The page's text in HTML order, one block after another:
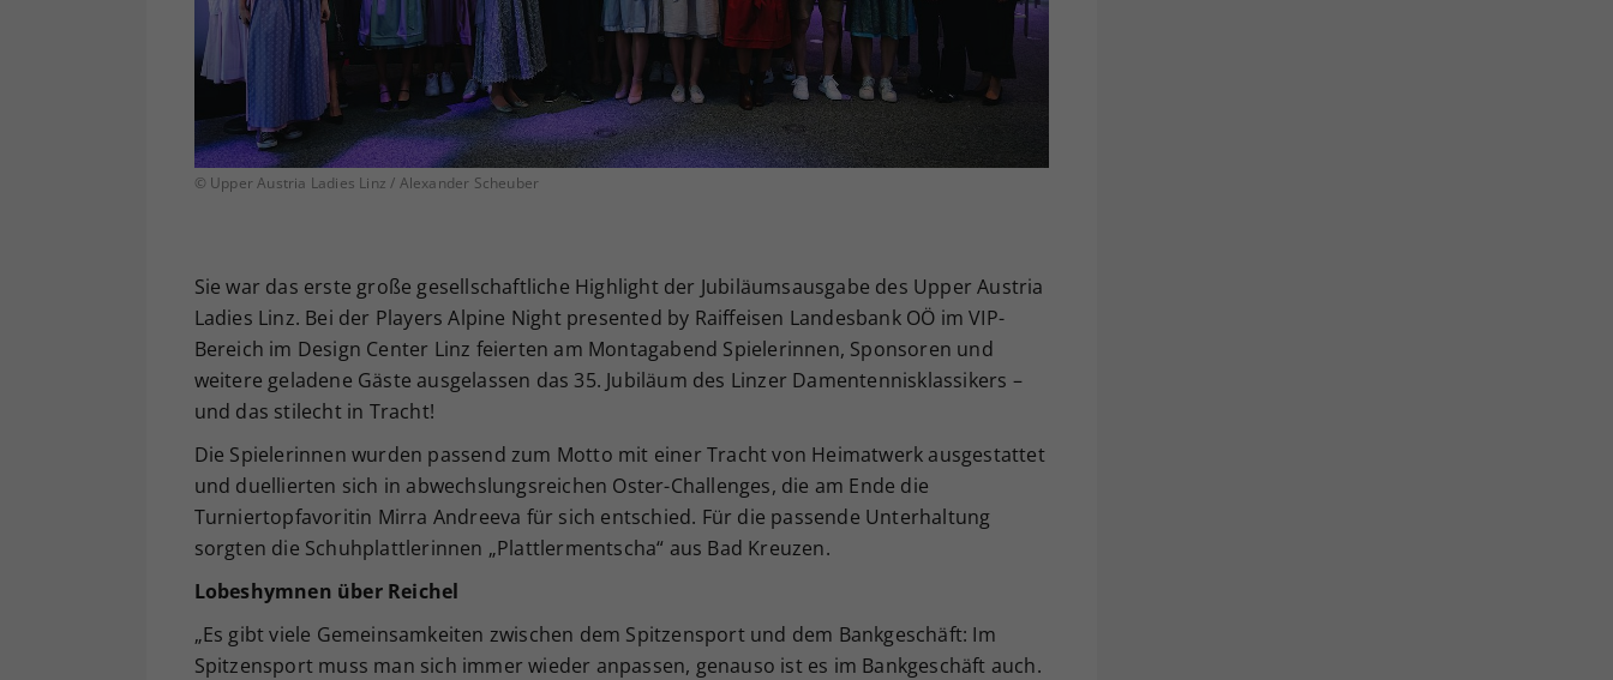
© Upper Austria Ladies Linz / Alexander Scheuber
Sie war das erste große gesellschaftliche Highlight der Jubiläumsausgabe des Upper Austria
Ladies Linz. Bei der Players Alpine Night presented by Raiffeisen Landesbank OÖ im VIP-
Bereich im Design Center Linz feierten am Montagabend Spielerinnen, Sponsoren und
weitere geladene Gäste ausgelassen das 35. Jubiläum des Linzer Damentennisklassikers –
und das stilecht in Tracht!
Die Spielerinnen wurden passend zum Motto mit einer Tracht von Heimatwerk ausgestattet
und duellierten sich in abwechslungsreichen Oster-Challenges, die am Ende die
Turniertopfavoritin Mirra Andreeva für sich entschied. Für die passende Unterhaltung
sorgten die Schuhplattlerinnen „Plattlermentscha“ aus Bad Kreuzen.
Lobeshymnen über Reichel
„Es gibt viele Gemeinsamkeiten zwischen dem Spitzensport und dem Bankgeschäft: Im
Spitzensport muss man sich immer wieder anpassen, genauso ist es im Bankgeschäft auch.
Ihrer vorgenommen Einstellungen, falls der
Webseiten-Betreiber dies eingestellt hat.